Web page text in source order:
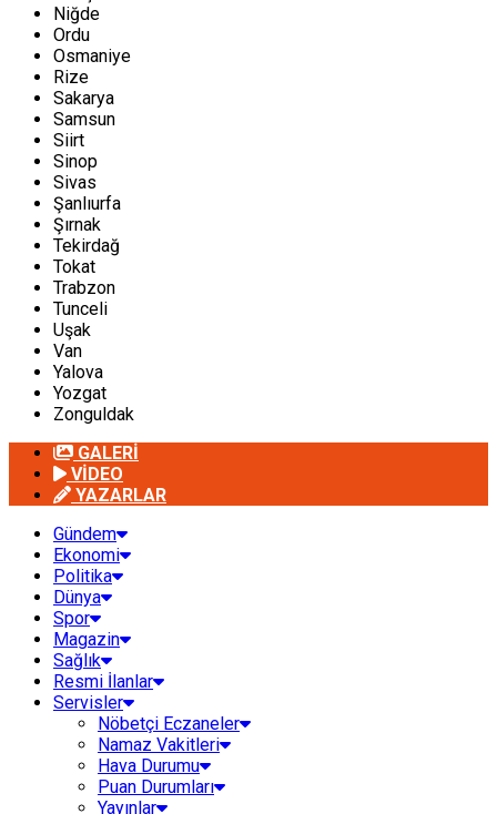
Niğde
Ordu
Osmaniye
Rize
Sakarya
Samsun
Siirt
Sinop
Sivas
Şanlıurfa
Şırnak
Tekirdağ
Tokat
Trabzon
Tunceli
Uşak
Van
Yalova
Yozgat
Zonguldak
GALERİ
VİDEO
YAZARLAR
Gündem
Ekonomi
Politika
Dünya
Spor
Magazin
Sağlık
Resmi İlanlar
Servisler
Nöbetçi Eczaneler
Namaz Vakitleri
Hava Durumu
Puan Durumları
Yayınlar